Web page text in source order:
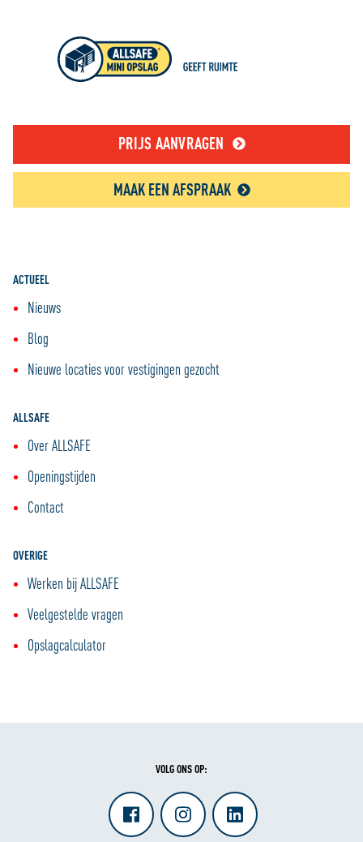
PRIJS AANVRAGEN
MAAK EEN AFSPRAAK
ACTUEEL
Nieuws
Blog
Nieuwe locaties voor vestigingen gezocht
ALLSAFE
Over ALLSAFE
Openingstijden
Contact
OVERIGE
Werken bij ALLSAFE
Veelgestelde vragen
Opslagcalculator
VOLG ONS OP: